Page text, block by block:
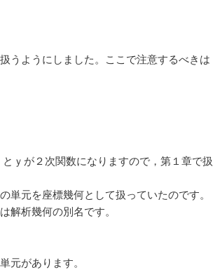
うようにしました。ここで注意するべきは
ｙが２次関数になりますので，第１章で扱
元を座標幾何として扱っていたのです。
解析幾何の別名です。
元があります。